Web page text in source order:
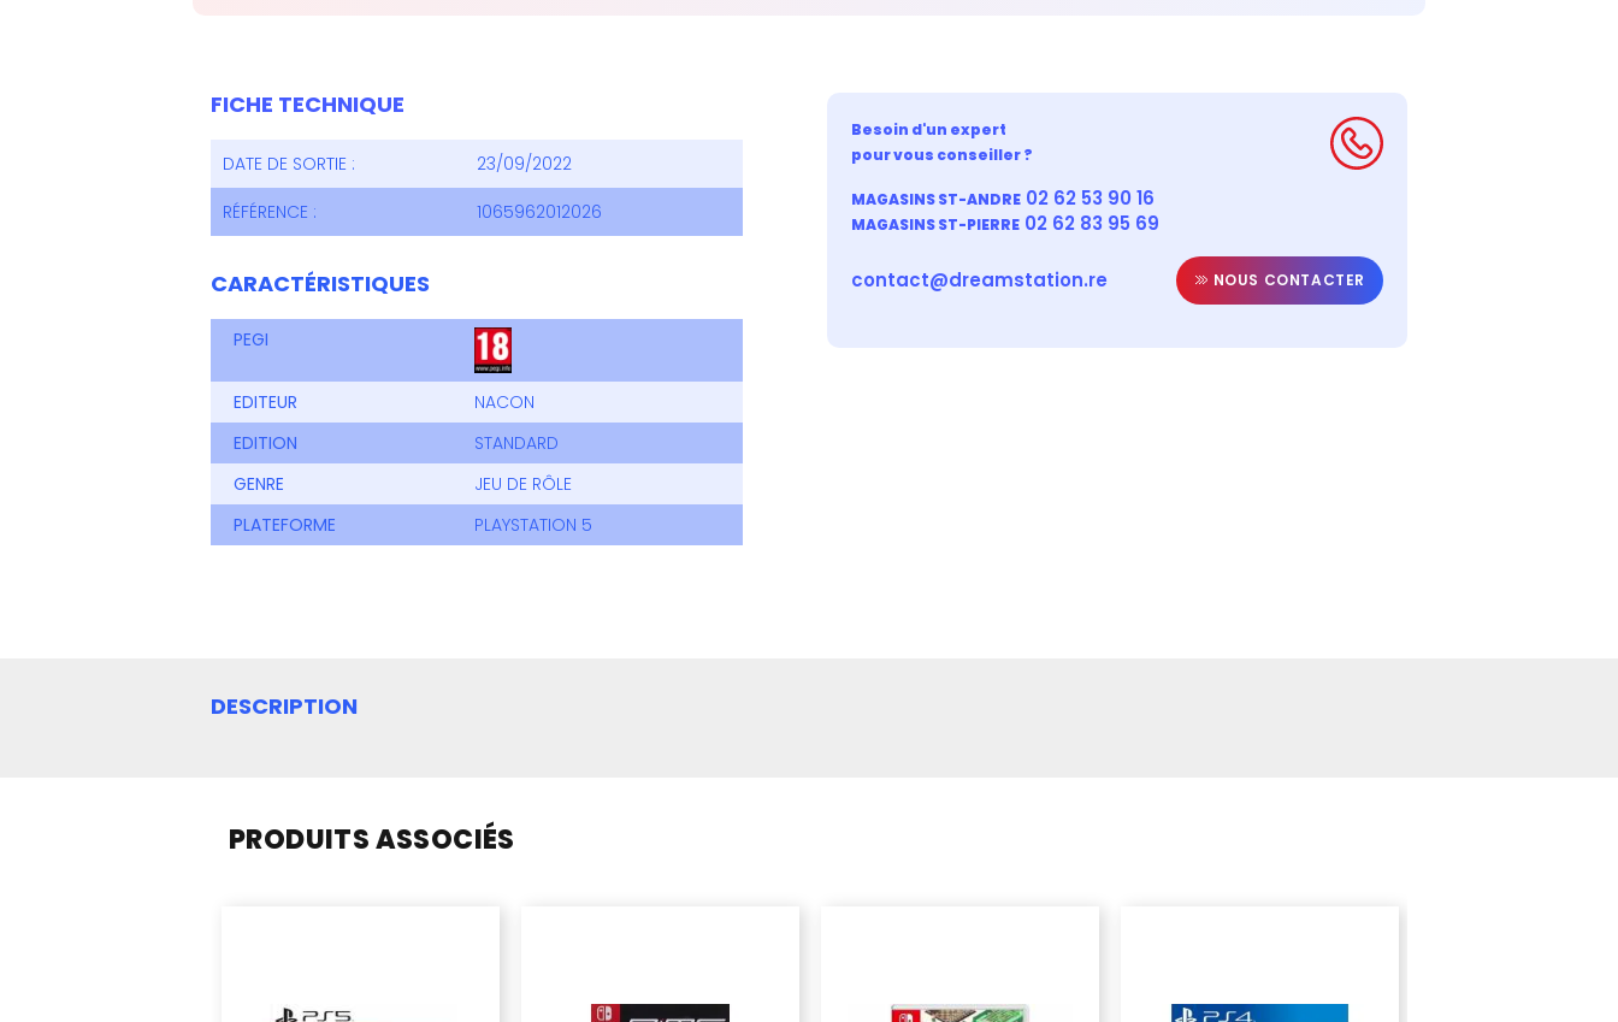
FICHE TECHNIQUE
DATE DE SORTIE :
23/09/2022
RÉFÉRENCE :
1065962012026
CARACTÉRISTIQUES
PEGI
EDITEUR
NACON
EDITION
STANDARD
GENRE
JEU DE RÔLE
PLATEFORME
PLAYSTATION 5
Besoin d'un expert
pour vous conseiller ?
MAGASINS ST-ANDRE 02 62 53 90 16
MAGASINS ST-PIERRE 02 62 83 95 69
contact@dreamstation.re NOUS CONTACTER
DESCRIPTION
PRODUITS ASSOCIÉS